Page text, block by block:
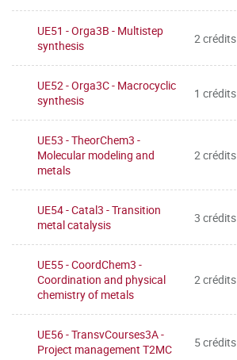
UE51 - Orga3B - Multistep
synthesis
2 crédits
UE52 - Orga3C - Macrocyclic
synthesis
1 crédits
UE53 - TheorChem3 -
Molecular modeling and
metals
2 crédits
UE54 - Catal3 - Transition
metal catalysis
3 crédits
UE55 - CoordChem3 -
Coordination and physical
chemistry of metals
2 crédits
UE56 - TransvCourses3A -
Project management T2MC
5 crédits